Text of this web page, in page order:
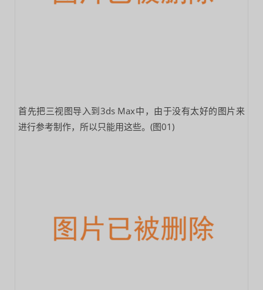
首先把三视图导入到3ds Max中，由于没有太好的图片来
进行参考制作，所以只能用这些。(图01)